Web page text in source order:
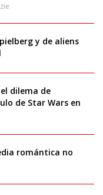
y de aliens
dilema de
de Star Wars en
romántica no